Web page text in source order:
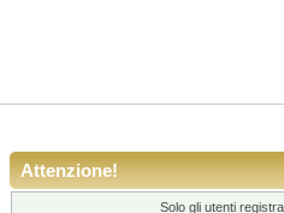
Attenzione!
Solo gli utenti